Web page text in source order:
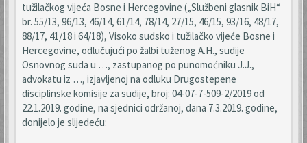
tužilačkog vijeća Bosne i Hercegovine („Službeni glasnik BiH“
br. 55/13, 96/13, 46/14, 61/14, 78/14, 27/15, 46/15, 93/16, 48/17,
88/17, 41/18 i 64/18), Visoko sudsko i tužilačko vijeće Bosne i
Hercegovine, odlučujući po žalbi tuženog A.H., sudije
Osnovnog suda u …, zastupanog po punomoćniku J.J.,
advokatu iz …, izjavljenoj na odluku Drugostepene
disciplinske komisije za sudije, broj: 04-07-7-509-2/2019 od
22.1.2019. godine, na sjednici održanoj, dana 7.3.2019. godine,
donijelo je slijedeću: